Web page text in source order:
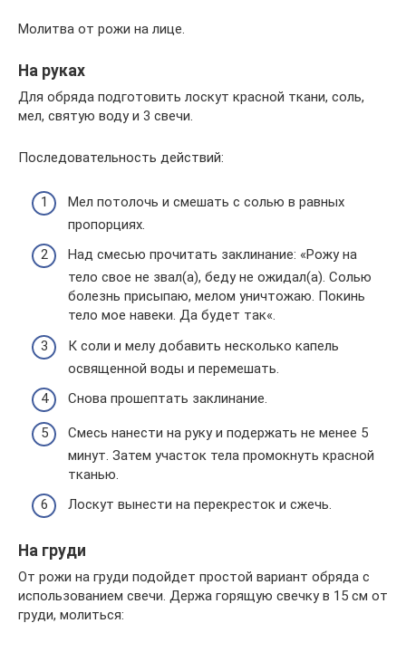
Молитва от рожи на лице.
На руках
Для обряда подготовить лоскут красной ткани, соль,
мел, святую воду и 3 свечи.
Последовательность действий:
Мел потолочь и смешать с солью в равных
пропорциях.
Над смесью прочитать заклинание: «Рожу на
тело свое не звал(а), беду не ожидал(а). Солью
болезнь присыпаю, мелом уничтожаю. Покинь
тело мое навеки. Да будет так«.
К соли и мелу добавить несколько капель
освященной воды и перемешать.
Снова прошептать заклинание.
Смесь нанести на руку и подержать не менее 5
минут. Затем участок тела промокнуть красной
тканью.
Лоскут вынести на перекресток и сжечь.
На груди
От рожи на груди подойдет простой вариант обряда с
использованием свечи. Держа горящую свечку в 15 см от
груди, молиться: